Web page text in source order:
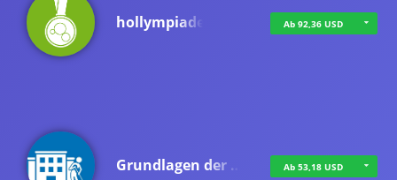
hollympiade Ab 92,36 USD
Grundlagen der … Ab 53,18 USD